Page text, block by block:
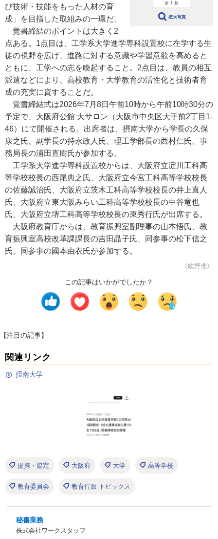
全 1 枚
拡大写真
び技術・技能をもった人材の育
成」を目指した取組みの一環だ。
覚書締結のポイントは大きく2
点ある。1点目は、工学系大学進学専科設置校に在学する生
徒の視野を広げ、進路に対する意識や学習意欲を高めると
ともに、工学への志を喚起すること。2点目は、教員の相互
派遣などにより、高校教育・大学教育の活性化と技術者育
成の充実に資することだ。
覚書締結式は2026年7月8日午前10時から午前10時30分の
予定で、大阪府公館 大サロン（大阪市中央区大手前2丁目1-
46）にて開催される。出席者は、摂南大学から学長の久保
康之氏、副学長の持永政人氏、理工学部長の西村仁氏、事
務局長の浦田直樹氏が参加する。
工学系大学進学専科設置校からは、大阪府立淀川工科高
等学校校長の西尾典之氏、大阪府立今宮工科高等学校校長
の佐藤誠治氏、大阪府立茨木工科高等学校校長の井上直人
氏、大阪府立東大阪みらい工科高等学校校長の中谷竜也
氏、大阪府立堺工科高等学校校長の東秀行氏が出席する。
大阪府教育庁からは、教育振興室副理事の山本悟氏、教
育振興室高校改革課課長の吉田晶子氏、同参事の松下信之
氏、同参事の國本由衣氏が参加する。
《吹野准》
この記事はいかがでしたか？
【注目の記事】
関連リンク
摂南大学
提携・協定 大阪府 大学 高等学校
教育委員会 教育行政 トピックス
秘書業務
株式会社ワークスタッフ